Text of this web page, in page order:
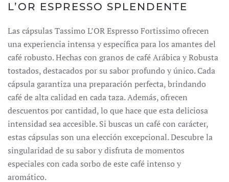
L’OR ESPRESSO SPLENDENTE
Las cápsulas Tassimo L’OR Espresso Fortissimo ofrecen
una experiencia intensa y específica para los amantes del
café robusto.Hechas con granos de café Arábica y Robusta
tostados, destacados por su sabor profundo y único.Cada
cápsula garantiza una preparación perfecta, brindando
café de alta calidad en cada taza.Además, ofrecen
descuentos por cantidad, lo que hace que esta deliciosa
intensidad sea accesible.Si buscas un café con carácter,
estas cápsulas son una elección excepcional.Descubre la
singularidad de su sabor y disfruta de momentos
especiales con cada sorbo de este café intenso y
aromático.